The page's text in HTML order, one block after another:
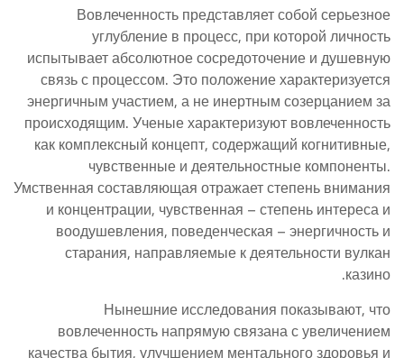
Вовлеченность представляет собой серьезное
углубление в процесс, при которой личность
испытывает абсолютное сосредоточение и душевную
связь с процессом. Это положение характеризуется
энергичным участием, а не инертным созерцанием за
происходящим. Ученые характеризуют вовлеченность
как комплексный концепт, содержащий когнитивные,
чувственные и деятельностные компоненты.
Умственная составляющая отражает степень внимания
и концентрации, чувственная – степень интереса и
воодушевления, поведенческая – энергичность и
старания, направляемые к деятельности вулкан
казино.
Нынешние исследования показывают, что
вовлеченность напрямую связана с увеличением
качества бытия, улучшением ментального здоровья и